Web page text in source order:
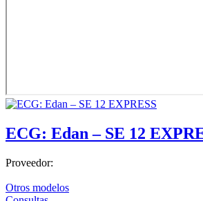
ECG: Edan – SE 12
Proveedor:
Otros modelos